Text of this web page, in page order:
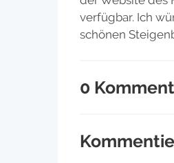
verfügbar. Ich
schönen
0